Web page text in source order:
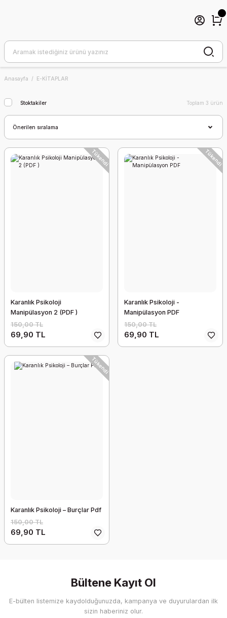
Anasayfa E-KİTAPLAR
Stoktakiler Toplam 3 ürün
Tükendi
Karanlık Psikoloji
Manipülasyon 2 (PDF )
150,00 TL
69,90 TL
Tükendi
Karanlık Psikoloji -
Manipülasyon PDF
150,00 TL
69,90 TL
Tükendi
Karanlık Psikoloji – Burçlar Pdf
150,00 TL
69,90 TL
Bültene Kayıt Ol
E-bülten listemize kaydolduğunuzda, kampanya ve duyurulardan ilk
sizin haberiniz olur.